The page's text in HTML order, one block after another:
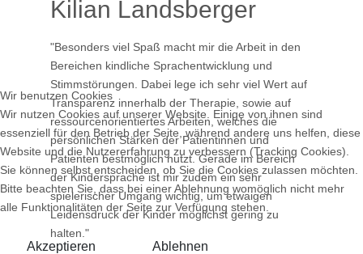
Kilian Landsberger
"Besonders viel Spaß macht mir die Arbeit in den
Bereichen kindliche Sprachentwicklung und
Stimmstörungen. Dabei lege ich sehr viel Wert auf
Transparenz innerhalb der Therapie, sowie auf
ressourcenorientiertes Arbeiten, welches die
persönlichen Stärken der Patientinnen und
Patienten bestmöglich nutzt. Gerade im Bereich
der Kindersprache ist mir zudem ein sehr
spielerischer Umgang wichtig, um etwaigen
Leidensdruck der Kinder möglichst gering zu
halten."
Wir benutzen Cookies
Wir nutzen Cookies auf unserer Website. Einige von ihnen sind
essenziell für den Betrieb der Seite, während andere uns helfen, diese
Website und die Nutzererfahrung zu verbessern (Tracking Cookies).
Sie können selbst entscheiden, ob Sie die Cookies zulassen möchten.
Bitte beachten Sie, dass bei einer Ablehnung womöglich nicht mehr
alle Funktionalitäten der Seite zur Verfügung stehen.
Akzeptieren Ablehnen